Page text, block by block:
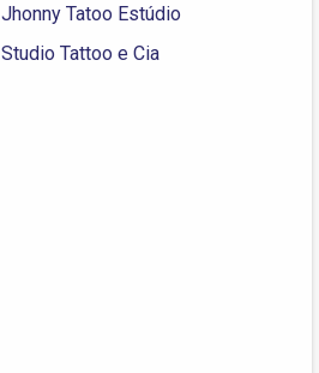
Jhonny Tatoo Estúdio
Studio Tattoo e Cia